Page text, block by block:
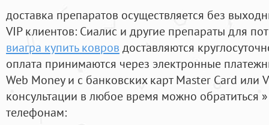
доставка препаратов осуществляется без
VIP клиентов: Сиалис и другие препараты для
виагра купить ковров доставляются
оплата принимаются через электронные
Web Money и с банковских карт Master Card или
консультации в любое время можно обратиться
телефонам: